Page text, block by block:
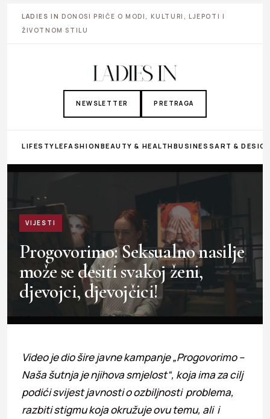
LADIES IN DONOSI PRIČE O MODI, KULTURI, LJEPOTI I
ŽIVOTNOM STILU
NEWSLETTER PRETRAGA
LIFESTYLEFASHIONBEAUTY & HEALTHBUSINESS ART &
VIJESTI
Progovorimo: Seksualno nasilje
može se desiti svakoj ženi,
djevojci, djevojčici!
Video je dio šire javne kampanje „Progovorimo –
Naša šutnja je njihova smjelost“, koja ima za cilj
podići svijest javnosti o ozbiljnosti problema,
razbiti stigmu koja okružuje ovu temu, ali i